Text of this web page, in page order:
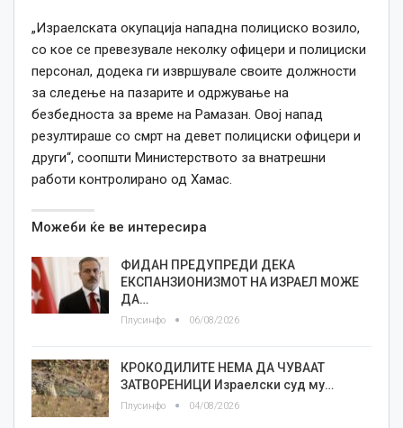
„Израелската окупација нападна полициско возило,
со кое се превезувале неколку офицери и полициски
персонал, додека ги извршувале своите должности
за следење на пазарите и одржување на
безбедноста за време на Рамазан. Овој напад
резултираше со смрт на девет полициски офицери и
други“, соопшти Министерството за внатрешни
работи контролирано од Хамас.
Можеби ќе ве интересира
ФИДАН ПРЕДУПРЕДИ ДЕКА
ЕКСПАНЗИОНИЗМОТ НА ИЗРАЕЛ МОЖЕ
ДА…
Плусинфо 06/08/2026
КРОКОДИЛИТЕ НЕМА ДА ЧУВААТ
ЗАТВОРЕНИЦИ Израелски суд му…
Плусинфо 04/08/2026